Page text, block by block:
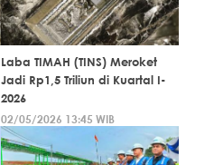
Laba TIMAH (TINS) Meroket
Jadi Rp1,5 Triliun di Kuartal I-
2026
02/05/2026 13:45 WIB